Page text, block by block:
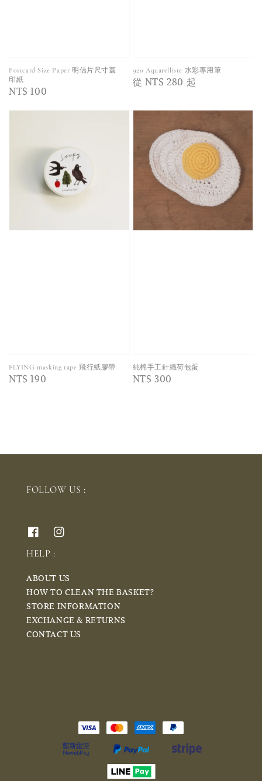
Postcard Size Paper 明信片尺寸蓋
印紙
Regular
NT$ 100
920 Aquarelliste 水彩專用筆
Regular
從 NT$ 280 起
FLYING masking tape 飛行紙膠帶
Regular
NT$ 190
純棉手工針織荷包蛋
Regular
NT$ 300
FOLLOW US :
HELP :
ABOUT US
HOW TO CLEAN THE BASKET?
STORE INFORMATION
EXCHANGE & RETURNS
CONTACT US